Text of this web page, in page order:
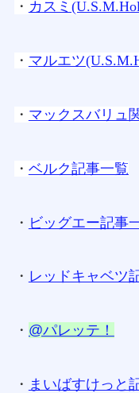
・ カスミ
・ マルエツ
・ マックスバリュ
・ ベルク記事一覧
・ ビッグエー記事
・ レッドキャベツ
・ @パレッテ！
・ まいばすけっと